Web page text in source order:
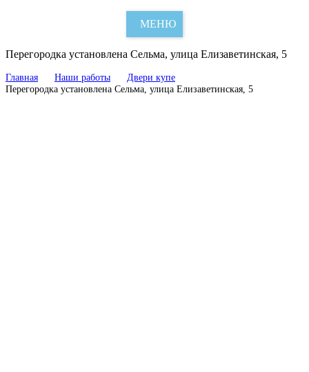
МЕНЮ
Перегородка установлена Сельма, улица Елизаветинская, 5
Главная Наши работы
Двери купе
Перегородка установлена Сельма, улица Елизаветинская, 5